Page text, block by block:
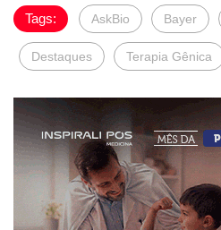
Tags: AskBio Bayer
Destaques Terapia Gênica